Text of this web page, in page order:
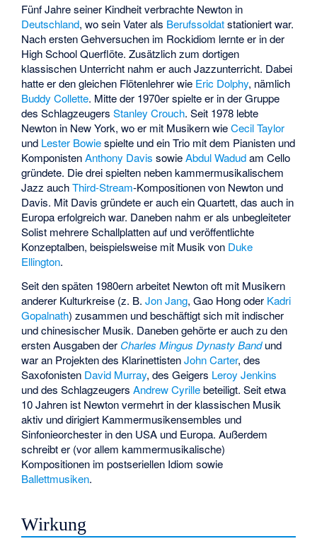
Fünf Jahre seiner Kindheit verbrachte Newton in
Deutschland, wo sein Vater als Berufssoldatstationiert war.
Nach ersten Gehversuchen im Rockidiom lernte er in der
High School Querflöte. Zusätzlich zum dortigen
klassischen Unterricht nahm er auch Jazzunterricht. Dabei
hatte er den gleichen Flötenlehrer wie Eric Dolphy, nämlich
Buddy Collette. Mitte der 1970er spielte er in der Gruppe
des SchlagzeugersStanley Crouch. Seit 1978 lebte
Newton in New York, wo er mit Musikern wieCecil Taylor
und Lester Bowiespielte und ein Trio mit dem Pianisten und
KomponistenAnthony Davis sowieAbdul Wadudam Cello
gründete. Die drei spielten neben kammermusikalischem
Jazz auchThird-Stream-Kompositionen von Newton und
Davis. Mit Davis gründete er auch ein Quartett, das auch in
Europa erfolgreich war. Daneben nahm er als unbegleiteter
Solist mehrere Schallplatten auf und veröffentlichte
Konzeptalben, beispielsweise mit Musik von Duke
Ellington.
Seit den späten 1980ern arbeitet Newton oft mit Musikern
anderer Kulturkreise (z. B.Jon Jang,Gao Hongoder Kadri
Gopalnath) zusammen und beschäftigt sich mit indischer
und chinesischer Musik. Daneben gehörte er auch zu den
ersten Ausgaben der Charles Mingus Dynasty Bandund
war an Projekten des KlarinettistenJohn Carter, des
Saxofonisten David Murray, des Geigers Leroy Jenkins
und des SchlagzeugersAndrew Cyrillebeteiligt. Seit etwa
10 Jahren ist Newton vermehrt in der klassischen Musik
aktiv und dirigiert Kammermusikensembles und
Sinfonieorchester in den USA und Europa. Außerdem
schreibt er (vor allem kammermusikalische)
Kompositionen im postseriellen Idiom sowie
Ballettmusiken.
Wirkung